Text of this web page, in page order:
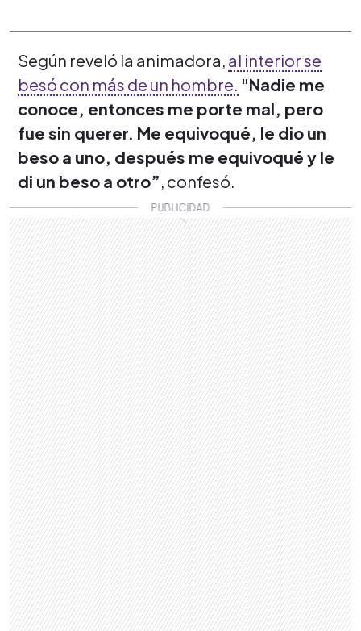
Según reveló la animadora, al interior se
besó con más de un hombre. "Nadie me
conoce, entonces me porte mal, pero
fue sin querer. Me equivoqué, le dio un
beso a uno, después me equivoqué y le
di un beso a otro”, confesó.